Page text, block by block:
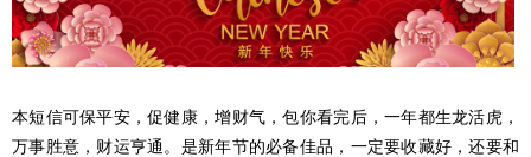
本短信可保平安，促健康，增财气，包你看完后，一年都生龙活虎，
万事胜意，财运亨通。是新年节的必备佳品，一定要收藏好，还要和